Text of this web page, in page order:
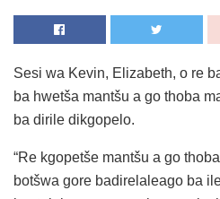
Sesi wa Kevin, Elizabeth, o re
ba hwetša mantšu a go thoba
ba dirile dikgopelo.
“Re kgopetše mantšu a go
botšwa gore badirelaleago ba